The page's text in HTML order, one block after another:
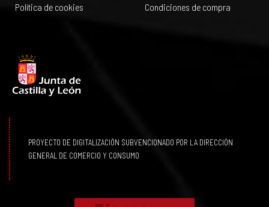
Política de cookies Condiciones de compra
PROYECTO DE DIGITALIZACIÓN SUBVENCIONADO POR LA DIRECCIÓN
GENERAL DE COMERCIO Y CONSUMO